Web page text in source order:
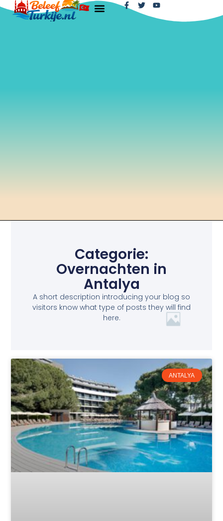
Categorie:
Overnachten in
Antalya
A short description introducing your blog so
visitors know what type of posts they will find
here.
ANTALYA